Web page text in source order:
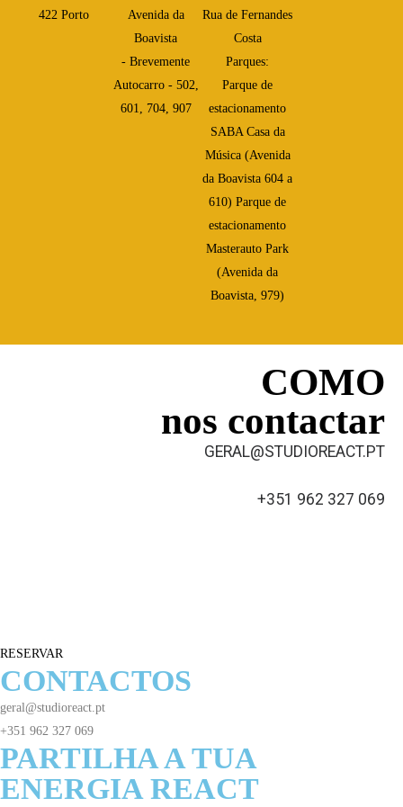
422 Porto
Avenida da
Boavista
- Brevemente
Autocarro - 502,
601, 704, 907
Rua de Fernandes
Costa
Parques:
Parque de
estacionamento
SABA Casa da
Música (Avenida
da Boavista 604 a
610) Parque de
estacionamento
Masterauto Park
(Avenida da
Boavista, 979)
COMO
nos contactar
GERAL@STUDIOREACT.PT
+351 962 327 069
RESERVAR
CONTACTOS
geral@studioreact.pt
+351 962 327 069
PARTILHA A TUA
ENERGIA REACT